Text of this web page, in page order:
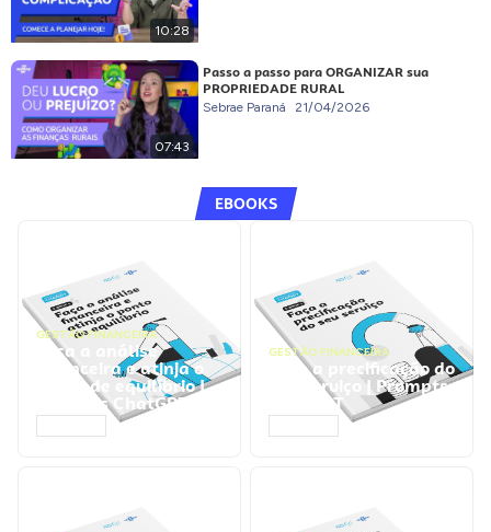
10:28
07:43
Passo a passo para ORGANIZAR sua
PROPRIEDADE RURAL
Sebrae Paraná 21/04/2026
EBOOKS
GESTÃO FINANCEIRA
Faça a análise
financeira e atinja o
ponto de equilíbrio |
Prompts ChatGPT
GESTÃO FINANCEIRA
Faça a precificação do
seu serviço | Prompts
ChatGPT